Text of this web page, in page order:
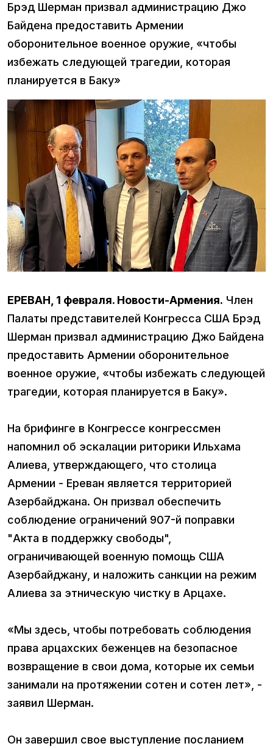
Брэд Шерман призвал администрацию Джо
Байдена предоставить Армении
оборонительное военное оружие, «чтобы
избежать следующей трагедии, которая
планируется в Баку»
ЕРЕВАН, 1 февраля. Новости-Армения. Член
Палаты представителей Конгресса США Брэд
Шерман призвал администрацию Джо Байдена
предоставить Армении оборонительное
военное оружие, «чтобы избежать следующей
трагедии, которая планируется в Баку».
На брифинге в Конгрессе конгрессмен
напомнил об эскалации риторики Ильхама
Алиева, утверждающего, что столица
Армении - Ереван является территорией
Азербайджана. Он призвал обеспечить
соблюдение ограничений 907-й поправки
"Акта в поддержку свободы",
ограничивающей военную помощь США
Азербайджану, и наложить санкции на режим
Алиева за этническую чистку в Арцахе.
«Мы здесь, чтобы потребовать соблюдения
права арцахских беженцев на безопасное
возвращение в свои дома, которые их семьи
занимали на протяжении сотен и сотен лет», -
заявил Шерман.
Он завершил свое выступление посланием